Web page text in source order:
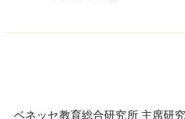
ベネッセ教育総合研究所 主席研